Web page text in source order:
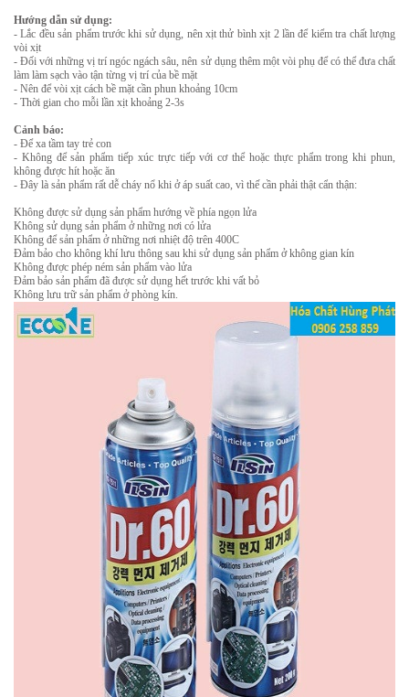
Hướng dẫn sử dụng:
- Lắc đều sản phẩm trước khi sử dụng, nên xịt thử bình xịt 2 lần để kiểm tra chất lượng
vòi xịt
- Đối với những vị trí ngóc ngách sâu, nên sử dụng thêm một vòi phụ để có thể đưa chất
làm làm sạch vào tận từng vị trí của bề mặt
- Nên để vòi xịt cách bề mặt cần phun khoảng 10cm
- Thời gian cho mỗi lần xịt khoảng 2-3s
Cảnh báo:
- Để xa tầm tay trẻ con
- Không để sản phẩm tiếp xúc trực tiếp với cơ thể hoặc thực phẩm trong khi phun,
không được hít hoặc ăn
- Đây là sản phẩm rất dễ cháy nổ khi ở áp suất cao, vì thế cần phải thật cẩn thận:
Không được sử dụng sản phẩm hướng về phía ngọn lửa
Không sử dụng sản phẩm ở những nơi có lửa
Không để sản phẩm ở những nơi nhiệt độ trên 400C
Đảm bảo cho không khí lưu thông sau khi sử dụng sản phẩm ở không gian kín
Không được phép ném sản phẩm vào lửa
Đảm bảo sản phẩm đã được sử dụng hết trước khi vất bỏ
Không lưu trữ sản phẩm ở phòng kín.